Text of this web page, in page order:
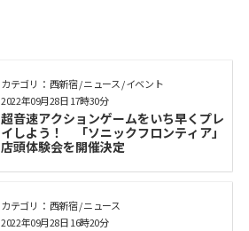
カテゴリ： 西新宿 / ニュース / イベント
超音速アクションゲームをいち早くプレ
イしよう！ 「ソニックフロンティア」
店頭体験会を開催決定
2022年09月28日 17時30分
カテゴリ： 西新宿 / ニュース
2022年09月28日 16時20分